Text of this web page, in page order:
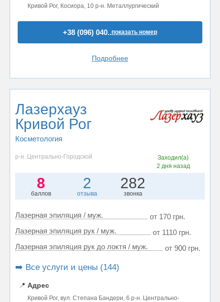
Кривой Рог, Косиора, 10 р-н. Металлургический
+38 (096) 040..показать номер
Подробнее
Лазерхауз
Кривой Рог
Косметология
р-н. Центрально-Городской
Заходил(а)
2 дня назад
8
баллов
2
отзыва
282
звонка
Лазерная эпиляция / муж.
от 170 грн.
Лазерная эпиляция рук / муж.
от 1110 грн.
Лазерная эпиляция рук до локтя / муж.
от 900 грн.
➡️ Все услуги и цены (144)
📍 Адрес
Кривой Рог, вул. Степана Бандери, 6 р-н. Центрально-